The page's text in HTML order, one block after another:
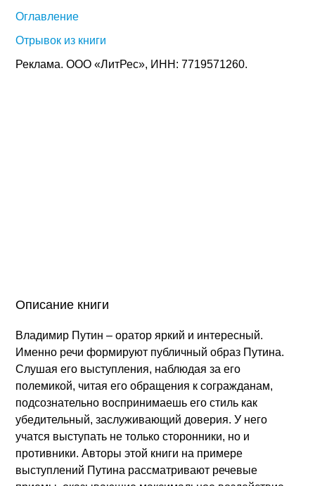
Оглавление
Отрывок из книги
Реклама. ООО «ЛитРес», ИНН: 7719571260.
Описание книги
Владимир Путин – оратор яркий и интересный.
Именно речи формируют публичный образ Путина.
Слушая его выступления, наблюдая за его
полемикой, читая его обращения к согражданам,
подсознательно воспринимаешь его стиль как
убедительный, заслуживающий доверия. У него
учатся выступать не только сторонники, но и
противники. Авторы этой книги на примере
выступлений Путина рассматривают речевые